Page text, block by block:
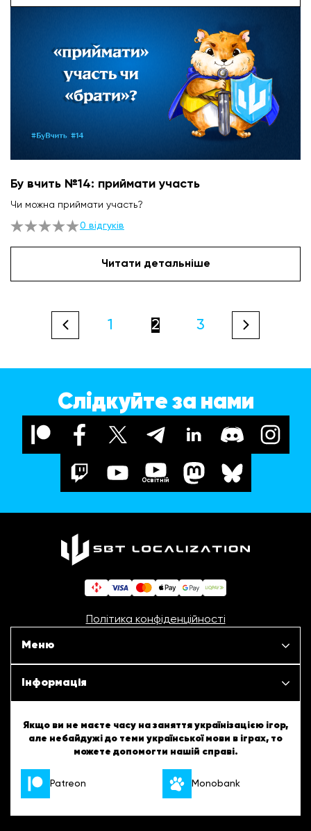
Бу вчить №14: приймати участь
Чи можна приймати участь?
0 відгуків
Читати детальніше
1 2 3
Слідкуйте за нами
Освітній
Політика конфіденційності
Меню
Наші проєкти
Про нас
Інформація
ШБТурнір
ШБТворчість
Українські підказки
Якщо ви не маєте часу на заняття українізацією ігор,
але небайдужі до теми української мови в іграх, то
можете допомогти нашій справі.
Patreon Monobank